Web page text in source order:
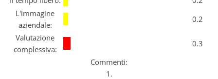
L'immagine
aziendale:
0.2
Valutazione
complessiva:
0.3
Commenti:
1.